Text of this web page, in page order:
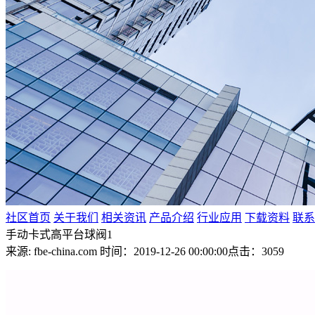
社区首页 关于我们 相关资讯 产品介绍 行业应用 下载资料 联
手动卡式高平台球阀1
来源: fbe-china.com 时间：2019-12-26 00:00:00点击：3059